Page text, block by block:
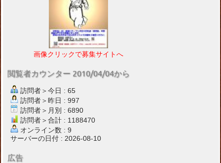
画像クリックで募集サイトへ
閲覧者カウンター 2010/04/04から
訪問者＞今日 : 65
訪問者＞昨日 : 997
訪問者＞月別 : 6890
訪問者＞合計 : 1188470
オンライン数 : 9
サーバーの日付 : 2026-08-10
広告